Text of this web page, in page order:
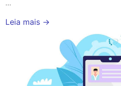
...
Leia mais →